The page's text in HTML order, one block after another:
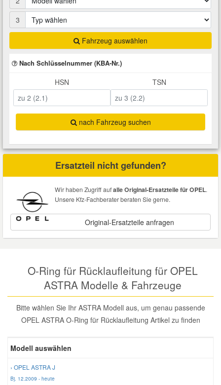
3
Fahrzeug auswählen
Nach Schlüsselnummer (KBA-Nr.)
HSN TSN
nach Fahrzeug suchen
Ersatzteil nicht gefunden?
Wir haben Zugriff aufalle Original-Ersatzteile für OPEL.
Unsere Kfz-Fachberater beraten Sie gerne.
Original-Ersatzteile anfragen
O-Ring für Rücklaufleitung für OPEL
ASTRA Modelle & Fahrzeuge
Bitte wählen Sie Ihr ASTRA Modell aus, um genau passende
OPEL ASTRA O-Ring für Rücklaufleitung Artikel zu finden
Modell auswählen
› OPEL ASTRA J
Bj. 12.2009 - heute
Heizung und Klimaanlage
Kraftstoffsystem
Kühlung
Lenkung
Innenausstattung
Karosserieteile
Räder und Reifen
Riementrieb
Zündanlage und Glühanlage
Montage
Rostlöser
Scheibenkleber
Schmiermittel
Total Motoröle
Druckluft Werkzeuge
Fahrwerk Werkzeuge
Halterung Abgasstrang
Handwerkzeuge
Kfz Spezialwerkzeuge
Leitungsverbinder
Motortechnik Werkzeuge
Prüf- und Messwerkzeuge
Reparatur-Zubehör
Glühlampen
Kofferraumwanne
Ladetechnik für Elektroautos
Marderschutz
Nachrüstwischer
Pannenhilfe
Reifen Zubehör
Schlüsselgehäuse
Winter-Autozubehör
VW Ersatzteile
Abarth Ersatzteile
Alfa Romeo Ersatzteile
Audi Ersatzteile
BMW Ersatzteile
Chevrolet Ersatzteile
Cupra Ersatzteile
Daewoo Ersatzteile
Daihatsu Ersatzteile
Dodge Ersatzteile
Honda Ersatzteile
Hyundai Ersatzteile
Jeep Ersatzteile